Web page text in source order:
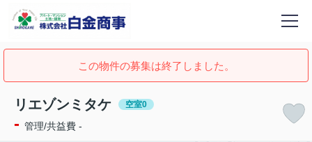
この物件の募集は終了しました。
リエゾンミタケ 空室0
- 管理/共益費 -